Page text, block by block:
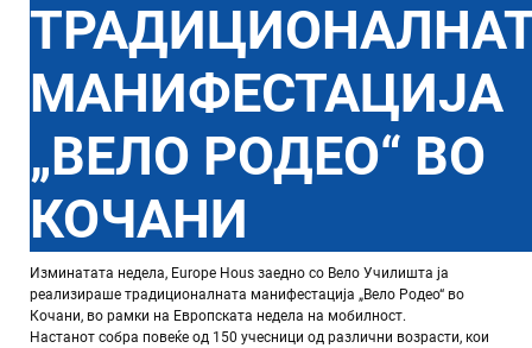
МАНИФЕСТАЦИЈА
„ВЕЛО РОДЕО“ ВО
КОЧАНИ
Изминатата недела, Europe Hous заедно со Вело Училишта ја
реализираше традиционалната манифестација „Вело Родео“ во
Кочани, во рамки на Европската недела на мобилност.
Настанот собра повеќе од 150 учесници од различни возрасти, кои